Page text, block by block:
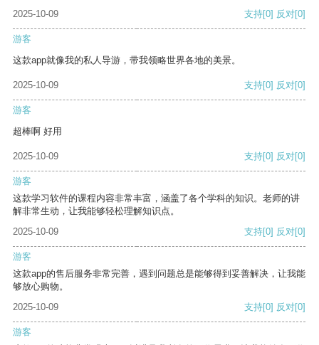
2025-10-09
支持[0] 反对[0]
游客
这款app就像我的私人导游，带我领略世界各地的美景。
2025-10-09 支持[0] 反对[0]
游客
超棒啊 好用
2025-10-09 支持[0] 反对[0]
游客
这款学习软件的课程内容非常丰富，涵盖了各个学科的知识。老师的讲
解非常生动，让我能够轻松理解知识点。
2025-10-09
支持[0] 反对[0]
游客
这款app的售后服务非常完善，遇到问题总是能够得到妥善解决，让我能
够放心购物。
2025-10-09
支持[0] 反对[0]
游客